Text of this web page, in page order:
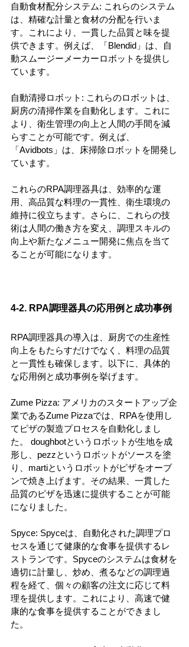
自動食材配分システム: これらのシステム
は、精確な計量と食材の分配を行いま
す。これにより、一貫した品質と味を提
供できます。例えば、「Blendid」は、自
動スムージーメーカーロボットを提供し
ています。
自動清掃ロボット: これらのロボットは、
厨房の清掃作業を自動化します。これに
より、衛生管理の向上と人間の手間を減
らすことが可能です。例えば、
「Avidbots」は、床掃除ロボットを開発し
ています。
これらのRPA調理器具は、効率的な運
用、高品質な料理の一貫性、衛生環境の
維持に役立ちます。さらに、これらの技
術は人間の働き方を変え、調理スキルの
向上や新たなメニュー開発に焦点を当て
ることが可能になります。
4-2. RPA調理器具の応用例と成功事例
RPA調理器具の導入は、厨房での生産性
向上をもたらすだけでなく、料理の品質
と一貫性も確保します。以下に、具体的
な応用例と成功事例を挙げます。
Zume Pizza: アメリカのスタートアップ企
業であるZume Pizzaでは、RPAを使用し
てピザの製造プロセスを自動化しまし
た。 doughbotというロボットが生地を成
形し、pezzというロボットがソースを塗
り、martiというロボットがピザをオーブ
ンで焼き上げます。その結果、一貫した
品質のピザを迅速に提供することが可能
になりました。
Spyce: Spyceは、自動化された調理プロ
セスを通じて健康的な食事を提供するレ
ストランです。Spyceのシステムは食材を
適切に計量し、炒め、煮るなどの調理過
程を経て、個々の顧客の注文に応じて料
理を提供します。これにより、高速で健
康的な食事を提供することができまし
た。